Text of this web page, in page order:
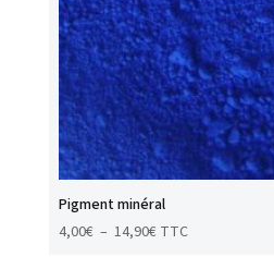
Pigment minéral
4,00€ – 14,90€Plage
TTC